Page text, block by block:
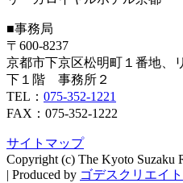
■事務局
〒600-8237
京都市下京区松明町１番地
下１階 事務所２
TEL： 075-352-1221
FAX：075-352-1222
サイトマップ
Copyright (c) The Kyoto Suzaku
| Produced by ゴデスクリエイト